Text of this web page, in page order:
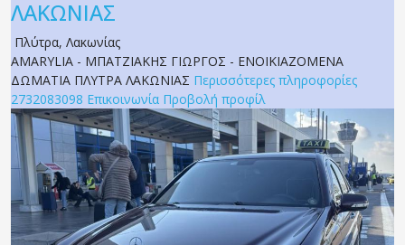
ΛΑΚΩΝΙΑΣ
Πλύτρα, Λακωνίας
AMARYLIA - ΜΠΑΤΖΙΑΚΗΣ ΓΙΩΡΓΟΣ - ΕΝΟΙΚΙΑΖΟΜΕΝΑ
ΔΩΜΑΤΙΑ ΠΛΥΤΡΑ ΛΑΚΩΝΙΑΣ Περισσότερες πληροφορίες
2732083098 Επικοινωνία Προβολή προφίλ